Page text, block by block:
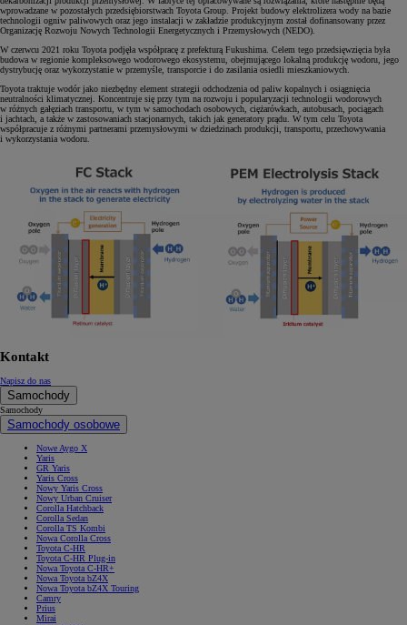
wprowadzane w pozostałych przedsiębiorstwach Toyota Group. Projekt budowy elektrolizera wody na bazie
technologii ogniw paliwowych oraz jego instalacji w zakładzie produkcyjnym został dofinansowany przez
Organizację Rozwoju Nowych Technologii Energetycznych i Przemysłowych (NEDO).
W czerwcu 2021 roku Toyota podjęła współpracę z prefekturą Fukushima. Celem tego przedsięwzięcia była
budowa w regionie kompleksowego wodorowego ekosystemu, obejmującego lokalną produkcję wodoru, jego
dystrybucję oraz wykorzystanie w przemyśle, transporcie i do zasilania osiedli mieszkaniowych.
Toyota traktuje wodór jako niezbędny element strategii odchodzenia od paliw kopalnych i osiągnięcia
neutralności klimatycznej. Koncentruje się przy tym na rozwoju i popularyzacji technologii wodorowych
w różnych gałęziach transportu, w tym w samochodach osobowych, ciężarówkach, autobusach, pociągach
i jachtach, a także w zastosowaniach stacjonarnych, takich jak generatory prądu. W tym celu Toyota
współpracuje z różnymi partnerami przemysłowymi w dziedzinach produkcji, transportu, przechowywania
i wykorzystania wodoru.
Kontakt
Napisz do nas
Samochody
Samochody
Samochody osobowe
Nowe Aygo X
Yaris
GR Yaris
Yaris Cross
Nowy Yaris Cross
Nowy Urban Cruiser
Corolla Hatchback
Corolla Sedan
Corolla TS Kombi
Nowa Corolla Cross
Toyota C-HR
Toyota C-HR Plug-in
Nowa Toyota C-HR+
Nowa Toyota bZ4X
Nowa Toyota bZ4X Touring
Camry
Prius
Mirai